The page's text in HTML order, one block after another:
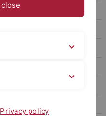
close
Privacy policy